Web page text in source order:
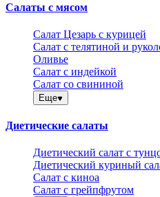
Салаты с мясом
Салат Цезарь с курицей
Салат с телятиной и
Оливье
Салат с индейкой
Салат со свининой
Еще
Диетические салаты
Диетический салат с
Диетический куриный
Салат с киноа
Салат с грейпфрутом